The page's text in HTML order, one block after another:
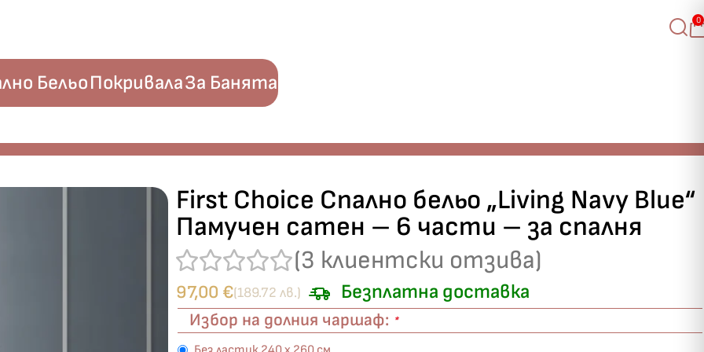
0
БельоПокривалаЗа Банята
First Choice Спално бельо „Living Navy Blue“
Памучен сатен – 6 части – за спалня
(3 клиентски отзива)
97,00 €(189.72 лв.) Безплатна доставка
Избор на долния чаршаф: *